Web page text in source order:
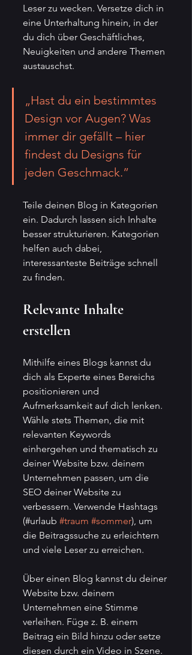
Leser zu wecken. Versetze dich in
eine Unterhaltung hinein, in der
du dich über Geschäftliches,
Neuigkeiten und andere Themen
austauschst.
„Hast du ein bestimmtes
Design vor Augen? Was
immer dir gefällt – hier
findest du Designs für
jeden Geschmack.”
Teile deinen Blog in Kategorien
ein. Dadurch lassen sich Inhalte
besser strukturieren. Kategorien
helfen auch dabei,
interessanteste Beiträge schnell
zu finden.
Relevante Inhalte
erstellen
Mithilfe eines Blogs kannst du
dich als Experte eines Bereichs
positionieren und
Aufmerksamkeit auf dich lenken.
Wähle stets Themen, die mit
relevanten Keywords
einhergehen und thematisch zu
deiner Website bzw. deinem
Unternehmen passen, um die
SEO deiner Website zu
verbessern. Verwende Hashtags
(#urlaub #traum #sommer), um
die Beitragssuche zu erleichtern
und viele Leser zu erreichen.
Über einen Blog kannst du deiner
Website bzw. deinem
Unternehmen eine Stimme
verleihen. Füge z. B. einem
Beitrag ein Bild hinzu oder setze
diesen durch ein Video in Szene.